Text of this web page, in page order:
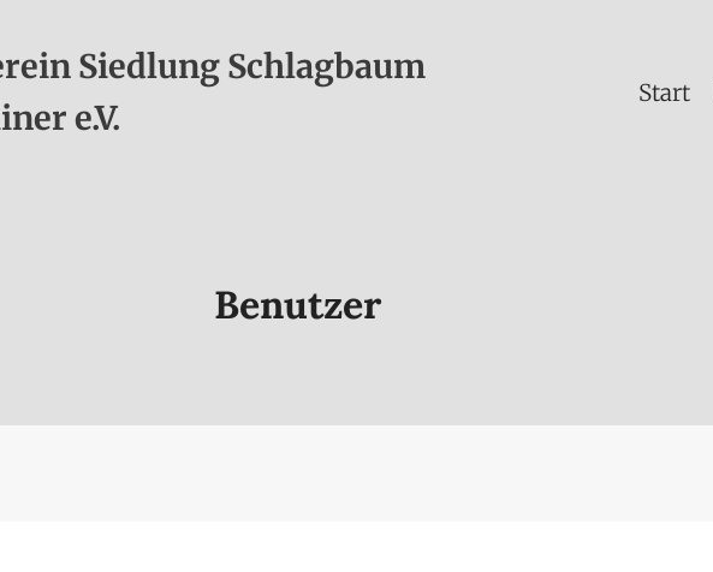
Siedlung Schlagbaum
e.V.
Start
Benutzer